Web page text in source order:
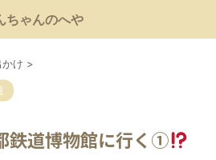
ちゃんのへや
け >
鉄道博物館に行く①